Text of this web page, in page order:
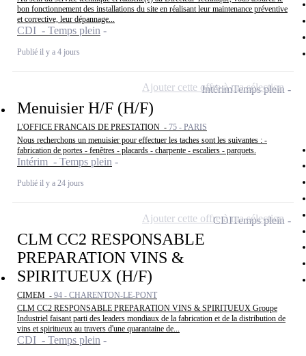
bon fonctionnement des installations du site en réalisant leur maintenance préventive
et corrective, leur dépannage...
CDI - Temps plein
Publié il y a 4 jours
Menuisier H/F (H/F)
L'OFFICE FRANCAIS DE PRESTATION - 75 - PARIS
Nous recherchons un menuisier pour effectuer les taches sont les suivantes : -
fabrication de portes - fenêtres - placards - charpente - escaliers - parquets.
Intérim - Temps plein
Publié il y a 24 jours
IntérimTemps plein
Ajouter cette offre à ma sélection
CLM CC2 RESPONSABLE
PREPARATION VINS &
SPIRITUEUX (H/F)
CIMEM - 94 - CHARENTON-LE-PONT
CLM CC2 RESPONSABLE PREPARATION VINS & SPIRITUEUX Groupe
Industriel faisant parti des leaders mondiaux de la fabrication et de la distribution de
vins et spiritueux au travers d'une quarantaine de...
CDI - Temps plein
CDITemps plein
Ajouter cette offre à ma sélection